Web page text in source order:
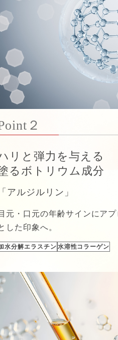
２
リと弾力を与える
るボトリウム成分
アルジルリン」
元・口元の年齢サインにア
した印象へ。
水分解エラスチン 水溶性コラーゲン